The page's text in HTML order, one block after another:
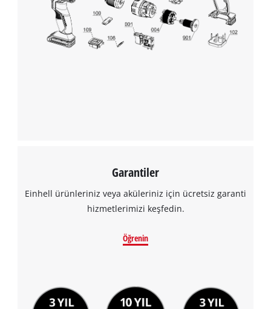
Garantiler
Einhell ürünleriniz veya aküleriniz için ücretsiz garanti
hizmetlerimizi keşfedin.
Öğrenin